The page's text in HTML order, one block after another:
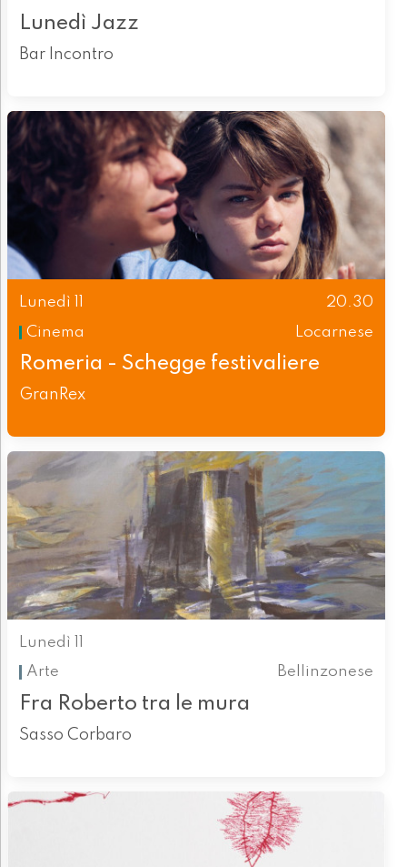
Lunedì Jazz
Bar Incontro
Lunedì 11
20.30
Cinema
Locarnese
Romeria - Schegge festivaliere
GranRex
Lunedì 11
Arte
Bellinzonese
Fra Roberto tra le mura
Sasso Corbaro